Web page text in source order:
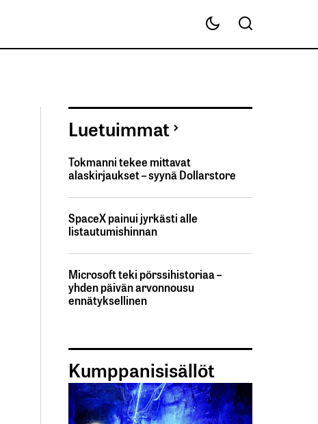
Luetuimmat
Tokmanni tekee mittavat
alaskirjaukset – syynä Dollarstore
SpaceX painui jyrkästi alle
listautumishinnan
Microsoft teki pörssihistoriaa –
yhden päivän arvonnousu
ennätyksellinen
Kumppanisisällöt